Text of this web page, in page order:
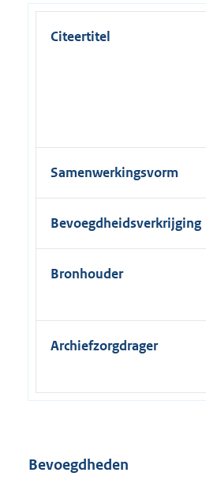
Citeertitel
Samenwerkingsvorm
Bevoegdheidsverkrijging
Bronhouder
Archiefzorgdrager
Bevoegdheden